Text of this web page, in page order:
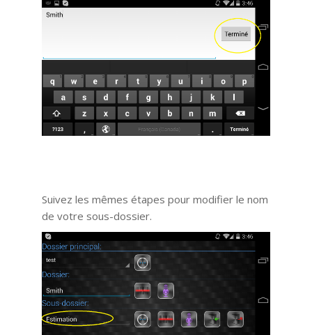
Suivez les mêmes étapes pour modifier le nom
de votre sous-dossier.